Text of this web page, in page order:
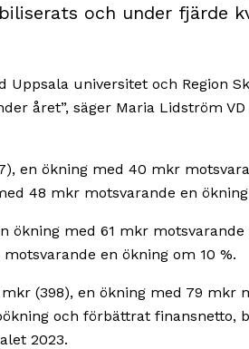
och under fjärde
universitet och Region
året”, säger Maria Lidström VD
en ökning med 40 mkr
48 mkr motsvarande en
ökning med 61 mkr
en ökning om 10 %.
(398), en ökning med 79 mkr
och förbättrat finansnetto,
2023.